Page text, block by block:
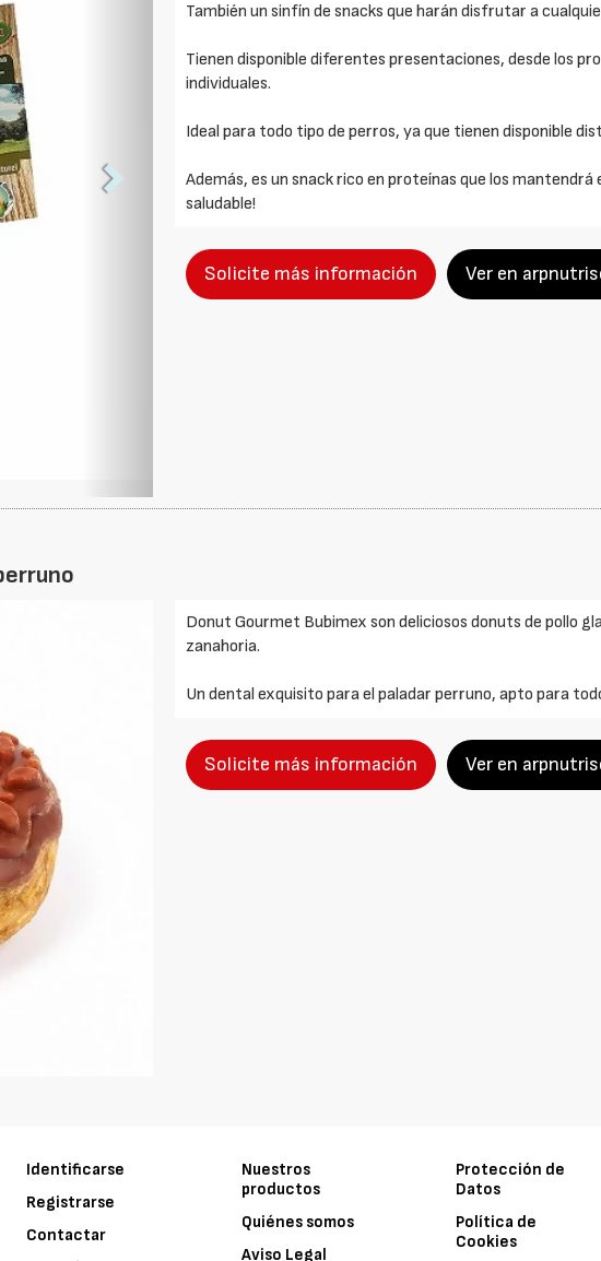
También un sinfín de snacks que harán disfrutar a
Tienen disponible diferentes presentaciones, desde los
individuales.
Ideal para todo tipo de perros, ya que tienen disponible
Además, es un snack rico en proteínas que los
saludable!
Solicite más información Ver en
Donut Gourmet Bubimex son deliciosos donuts de pollo
zanahoria.
Un dental exquisito para el paladar perruno, apto para
Solicite más información Ver en
Identificarse
Registrarse
Contactar
Nuestros
productos
Quiénes somos
Aviso Legal
Protección de
Datos
Política de
Cookies